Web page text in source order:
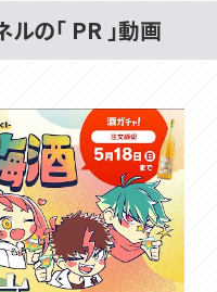
伊勢ノVOMSブレンド」1本、
クトのお酒2本の合計4本をお
オリジナルお猪口」と「オ
17:00
vomsproject?utm_sourc
の「 PR 」動画